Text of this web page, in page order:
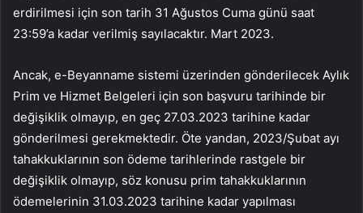
erdirilmesi için son tarih 31 Ağustos Cuma günü saat
23:59’a kadar verilmiş sayılacaktır. Mart 2023.
Ancak, e-Beyanname sistemi üzerinden gönderilecek Aylık
Prim ve Hizmet Belgeleri için son başvuru tarihinde bir
değişiklik olmayıp, en geç 27.03.2023 tarihine kadar
gönderilmesi gerekmektedir. Öte yandan, 2023/Şubat ayı
tahakkuklarının son ödeme tarihlerinde rastgele bir
değişiklik olmayıp, söz konusu prim tahakkuklarının
ödemelerinin 31.03.2023 tarihine kadar yapılması